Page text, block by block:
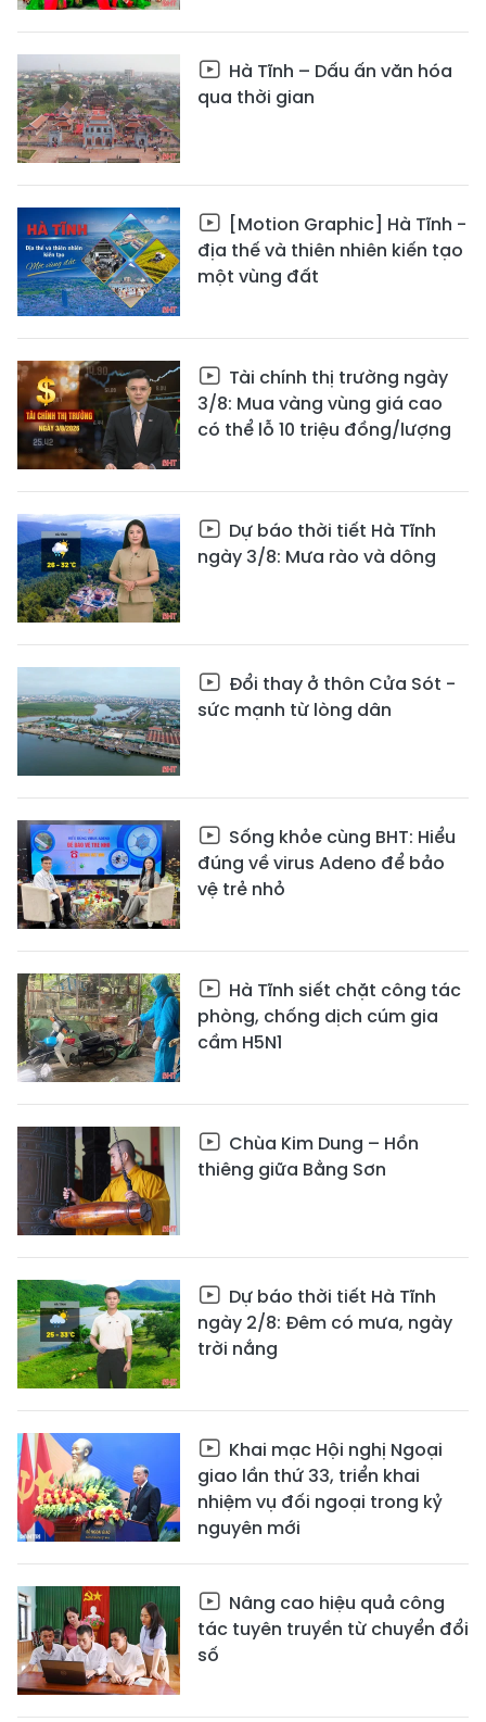
Hà Tĩnh – Dấu ấn văn hóa
qua thời gian
[Motion Graphic] Hà Tĩnh -
địa thế và thiên nhiên kiến tạo
một vùng đất
Tài chính thị trường ngày
3/8: Mua vàng vùng giá cao
có thể lỗ 10 triệu đồng/lượng
Dự báo thời tiết Hà Tĩnh
ngày 3/8: Mưa rào và dông
Đổi thay ở thôn Cửa Sót -
sức mạnh từ lòng dân
Sống khỏe cùng BHT: Hiểu
đúng về virus Adeno để bảo
vệ trẻ nhỏ
Hà Tĩnh siết chặt công tác
phòng, chống dịch cúm gia
cầm H5N1
Chùa Kim Dung – Hồn
thiêng giữa Bằng Sơn
Dự báo thời tiết Hà Tĩnh
ngày 2/8: Đêm có mưa, ngày
trời nắng
Khai mạc Hội nghị Ngoại
giao lần thứ 33, triển khai
nhiệm vụ đối ngoại trong kỷ
nguyên mới
Nâng cao hiệu quả công
tác tuyên truyền từ chuyển đổi
số